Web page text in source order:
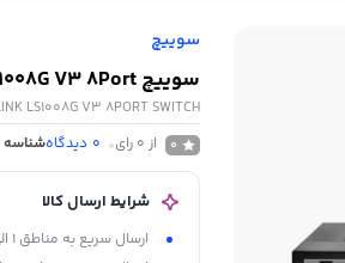
سوییچ
سوییچ TP-Link LS1008G V3 8Port
LS1008G V3 8PORT SWITCH
0 از 0 رای 0 دیدگاه
شرایط ارسال کالا
ارسال سریع به مناطق 1 الی 14 تهران